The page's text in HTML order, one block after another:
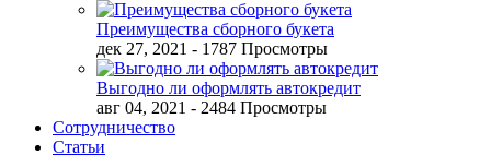
Преимущества сборного букета
дек 27, 2021 - 1787 Просмотры
Выгодно ли оформлять автокредит
авг 04, 2021 - 2484 Просмотры
Сотрудничество
Статьи